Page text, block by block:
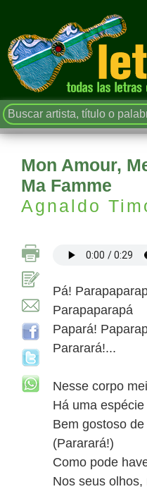
Mon Amour,
Ma Famme
Agnaldo
Pá!
Parapaparapá
Papará!
Pararará!...
Nesse corpo
Há uma
Bem gostoso
(Pararará!)
Como pode
Nos seus